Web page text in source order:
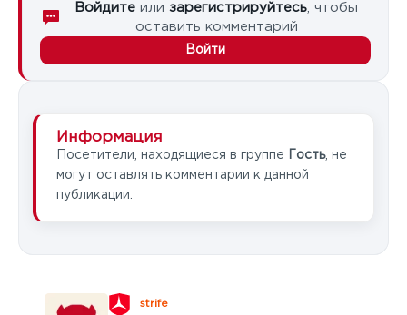
Войдите или зарегистрируйтесь , чтобы
оставить комментарий
Войти
Информация
Посетители, находящиеся в группе Гость, не
могут оставлять комментарии к данной
публикации.
strife